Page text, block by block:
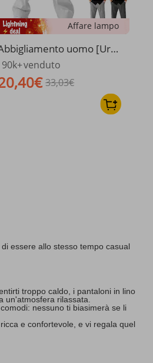
Affare lampo
uomo [Urb
Pantaloni da uomo
vestibilità comoda - G
dritta in stile americ
ano | Pantaloni estivi com
90k+venduto
33,03€
essere allo stesso tempo casual
troppo caldo, i pantaloni in lino
un'atmosfera rilassata.
nessuno ti biasimerà se li
e confortevole, e vi regala quel